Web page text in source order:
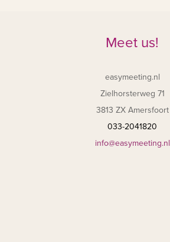
Meet us!
easymeeting.nl
Zielhorsterweg 71
3813 ZX Amersfoort
033-2041820
info@easymeeting.nl